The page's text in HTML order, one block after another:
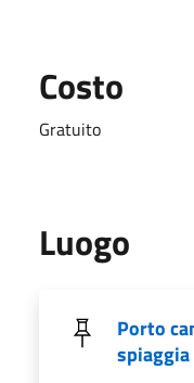
Costo
Gratuito
Luogo
Porto